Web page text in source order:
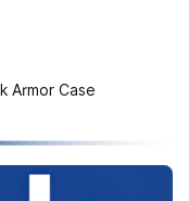
Armor Case